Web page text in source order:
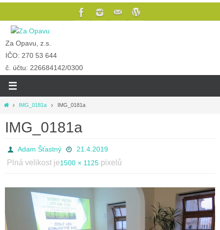
Za Opavu, z.s.
IČO: 270 53 644
č. účtu: 226684142/0300
IMG_0181a IMG_0181a
IMG_0181a
Adam Šťastný 21.4.2019
Plná velikost je1500 × 1125 pixelů